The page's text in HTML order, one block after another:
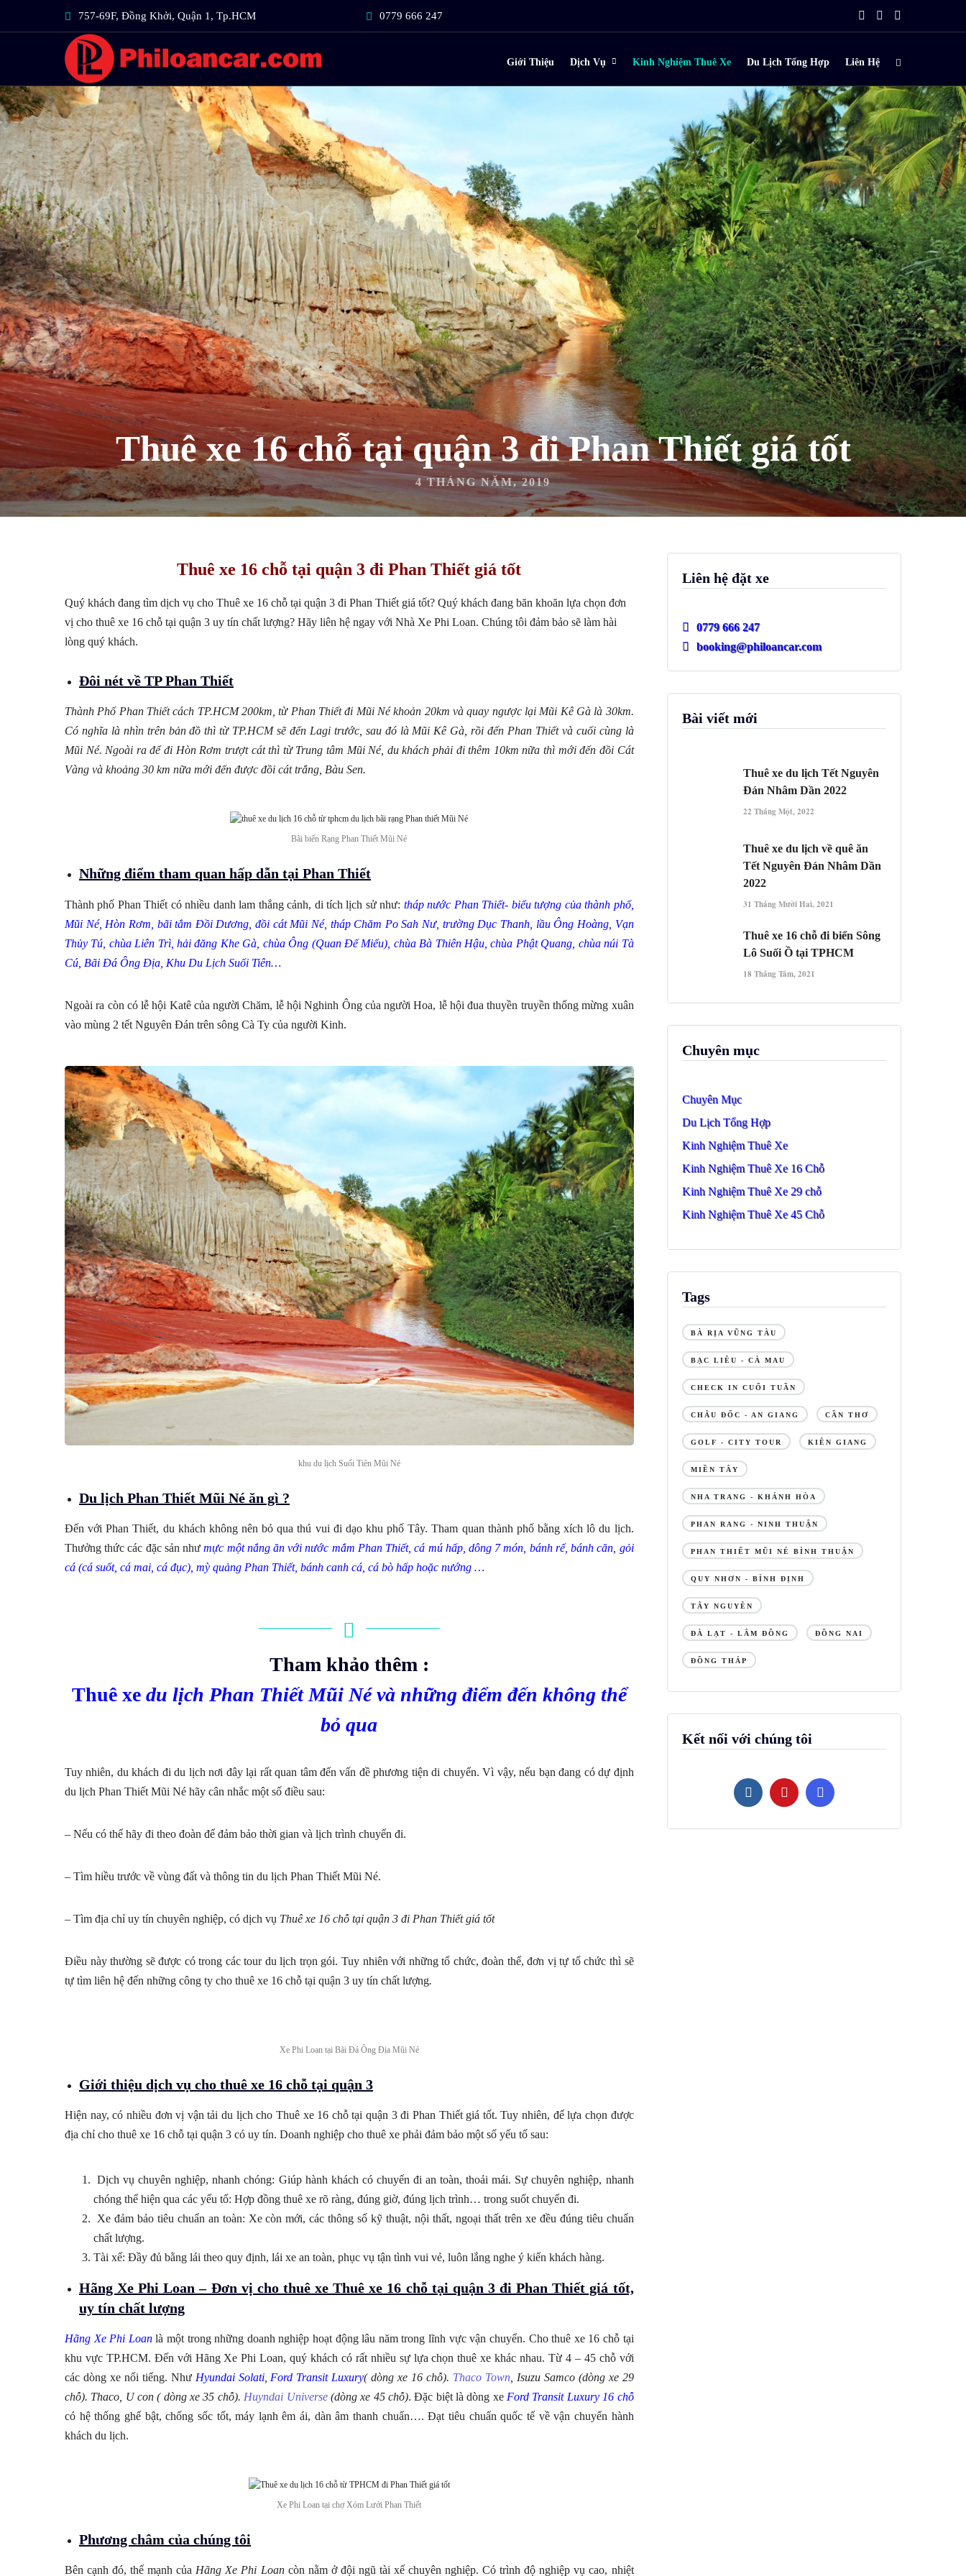
757-69F, Đồng Khởi, Quận 1, Tp.HCM 0779 666 247
Giới Thiệu Dịch Vụ Kinh Nghiệm Thuê Xe Du Lịch Tổng Hợp Liên Hệ
Thuê xe 16 chỗ tại quận 3 đi Phan Thiết giá tốt
4 THÁNG NĂM, 2019
Thuê xe 16 chỗ tại quận 3 đi Phan Thiết giá tốt
Quý khách đang tìm dịch vụ cho Thuê xe 16 chỗ tại quận 3 đi Phan Thiết giá tốt? Quý khách đang băn khoăn lựa chọn đơn
vị cho thuê xe 16 chỗ tại quận 3 uy tín chất lượng? Hãy liên hệ ngay với Nhà Xe Phi Loan. Chúng tôi đảm bảo sẽ làm hài
lòng quý khách.
Đôi nét về TP Phan Thiết
Thành Phố Phan Thiết cách TP.HCM 200km, từ Phan Thiết đi Mũi Né khoản 20km và quay ngược lại Mũi Kê Gà là 30km.
Có nghĩa là nhìn trên bản đồ thì từ TP.HCM sẽ đến Lagi trước, sau đó là Mũi Kê Gà, rồi đến Phan Thiết và cuối cùng là
Mũi Né. Ngoài ra để đi Hòn Rơm trượt cát thì từ Trung tâm Mũi Né, du khách phải đi thêm 10km nữa thì mới đến đồi Cát
Vàng và khoảng 30 km nữa mới đến được đồi cát trắng, Bàu Sen.
Bãi biển Rạng Phan Thiết Mũi Né
Những điểm tham quan hấp dẫn tại Phan Thiết
Thành phố Phan Thiết có nhiều danh lam thắng cảnh, di tích lịch sử như: tháp nước Phan Thiết- biểu tượng của thành phố,
Mũi Né, Hòn Rơm, bãi tắm Đồi Dương, đồi cát Mũi Né, tháp Chăm Po Sah Nư, trường Dục Thanh, lầu Ông Hoàng, Vạn
Thủy Tú, chùa Liên Trì, hải đăng Khe Gà, chùa Ông (Quan Đế Miếu), chùa Bà Thiên Hậu, chùa Phật Quang, chùa núi Tà
Cú, Bãi Đá Ông Địa, Khu Du Lịch Suối Tiên…
Ngoài ra còn có lễ hội Katê của người Chăm, lễ hội Nghinh Ông của người Hoa, lễ hội đua thuyền truyền thống mừng xuân
vào mùng 2 tết Nguyên Đán trên sông Cà Ty của người Kinh.
khu du lịch Suối Tiên Mũi Né
Du lịch Phan Thiết Mũi Né ăn gì ?
Đến với Phan Thiết, du khách không nên bỏ qua thú vui đi dạo khu phố Tây. Tham quan thành phố bằng xích lô du lịch.
Thưởng thức các đặc sản như mực một nắng ăn với nước mắm Phan Thiết, cá mú hấp, dông 7 món, bánh rế, bánh căn, gỏi
cá (cá suốt, cá mai, cá đục), mỳ quảng Phan Thiết, bánh canh cá, cá bò hấp hoặc nướng …
Tham khảo thêm :
Thuê xedu lịch Phan Thiết Mũi Né và những điểm đến không thể
bỏ qua
Tuy nhiên, du khách đi du lịch nơi đây lại rất quan tâm đến vấn đề phương tiện di chuyển. Vì vậy, nếu bạn đang có dự định
du lịch Phan Thiết Mũi Né hãy cân nhắc một số điều sau:
– Nếu có thể hãy đi theo đoàn để đảm bảo thời gian và lịch trình chuyến đi.
– Tìm hiều trước về vùng đất và thông tin du lịch Phan Thiết Mũi Né.
– Tìm địa chỉ uy tín chuyên nghiệp, có dịch vụ Thuê xe 16 chỗ tại quận 3 đi Phan Thiết giá tốt
Điều này thường sẽ được có trong các tour du lịch trọn gói. Tuy nhiên với những tổ chức, đoàn thể, đơn vị tự tổ chức thì sẽ
tự tìm liên hệ đến những công ty cho thuê xe 16 chỗ tại quận 3 uy tín chất lượng.
Xe Phi Loan tại Bãi Đá Ông Địa Mũi Né
Giới thiệu dịch vụ cho thuê xe 16 chỗ tại quận 3
Hiện nay, có nhiều đơn vị vận tải du lịch cho Thuê xe 16 chỗ tại quận 3 đi Phan Thiết giá tốt. Tuy nhiên, để lựa chọn được
địa chỉ cho thuê xe 16 chỗ tại quận 3 có uy tín. Doanh nghiệp cho thuê xe phải đảm bảo một số yếu tố sau:
Dịch vụ chuyên nghiệp, nhanh chóng: Giúp hành khách có chuyến đi an toàn, thoải mái. Sự chuyên nghiệp, nhanh
chóng thể hiện qua các yếu tố: Hợp đồng thuê xe rõ ràng, đúng giờ, đúng lịch trình… trong suốt chuyến đi.
Xe đảm bảo tiêu chuẩn an toàn: Xe còn mới, các thông số kỹ thuật, nội thất, ngoại thất trên xe đều đúng tiêu chuẩn
chất lượng.
Tài xế: Đầy đủ bằng lái theo quy định, lái xe an toàn, phục vụ tận tình vui vẻ, luôn lắng nghe ý kiến khách hàng.
Hãng Xe Phi Loan – Đơn vị cho thuê xe Thuê xe 16 chỗ tại quận 3 đi Phan Thiết giá tốt,
uy tín chất lượng
Hãng Xe Phi Loanlà một trong những doanh nghiệp hoạt động lâu năm trong lĩnh vực vận chuyển. Cho thuê xe 16 chỗ tại
khu vực TP.HCM. Đến với Hãng Xe Phi Loan, quý khách có rất nhiều sự lựa chọn thuê xe khác nhau. Từ 4 – 45 chỗ với
các dòng xe nổi tiếng. Như Hyundai Solati, Ford Transit Luxury( dòng xe 16 chỗ). Thaco Town, Isuzu Samco (dòng xe 29
chỗ). Thaco, U con ( dòng xe 35 chỗ). Huyndai Universe(dòng xe 45 chỗ). Đặc biệt là dòng xe Ford Transit Luxury 16 chỗ
có hệ thống ghế bật, chống sốc tốt, máy lạnh êm ái, dàn âm thanh chuẩn…. Đạt tiêu chuẩn quốc tế về vận chuyển hành
khách du lịch.
Xe Phi Loan tại chợ Xóm Lưới Phan Thiết
Phương châm của chúng tôi
Bên cạnh đó, thế mạnh của Hãng Xe Phi Loancòn nằm ở đội ngũ tài xế chuyên nghiệp. Có trình độ nghiệp vụ cao, nhiệt
Liên hệ đặt xe
0779 666 247
booking@philoancar.com
Bài viết mới
Thuê xe du lịch Tết Nguyên
Đán Nhâm Dần 2022
22 Tháng Một, 2022
Thuê xe du lịch về quê ăn
Tết Nguyên Đán Nhâm Dần
2022
31 Tháng Mười Hai, 2021
Thuê xe 16 chỗ đi biển Sông
Lô Suối Ồ tại TPHCM
18 Tháng Tám, 2021
Chuyên mục
Chuyên Mục
Du Lịch Tổng Hợp
Kinh Nghiệm Thuê Xe
Kinh Nghiệm Thuê Xe 16 Chỗ
Kinh Nghiệm Thuê Xe 29 chỗ
Kinh Nghiệm Thuê Xe 45 Chỗ
Tags
BÀ RỊA VŨNG TÀU
BẠC LIÊU - CÀ MAU
CHECK IN CUỐI TUẦN
CHÂU ĐỐC - AN GIANG CẦN THƠ
GOLF - CITY TOUR KIÊN GIANG
MIỀN TÂY
NHA TRANG - KHÁNH HÒA
PHAN RANG - NINH THUẬN
PHAN THIẾT MŨI NÉ BÌNH THUẬN
QUY NHƠN - BÌNH ĐỊNH
TÂY NGUYÊN
ĐÀ LẠT - LÂM ĐỒNG ĐỒNG NAI
ĐỒNG THÁP
Kết nối với chúng tôi